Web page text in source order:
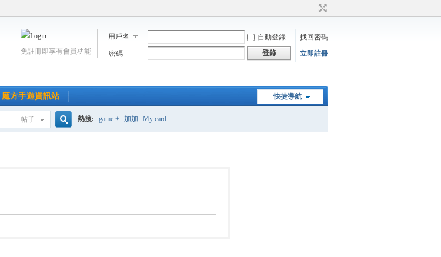
用戶名 自動登錄
找回密碼
密碼
登錄 立即註冊
免註冊即享有會員功能
快捷導航
魔方手遊資訊站
帖子 熱搜: game + 加加 My card